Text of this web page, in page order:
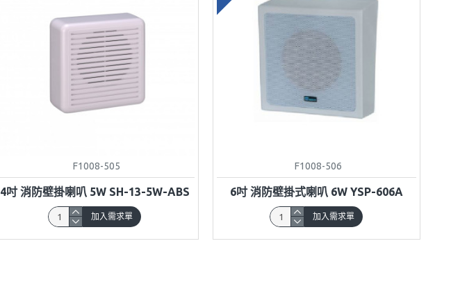
F1008-505
4吋 消防壁掛喇叭 5W SH-13-5W-ABS
加入需求單
F1008-506
6吋 消防壁掛式喇叭 6W YSP-606A
加入需求單